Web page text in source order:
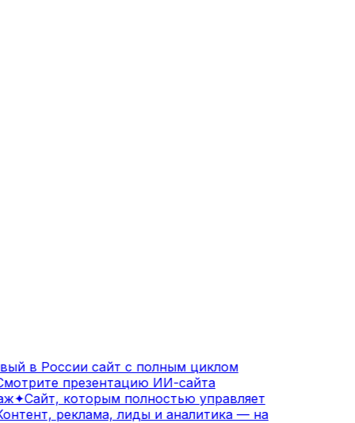
в России сайт с полным циклом
презентацию ИИ-сайта
✦Сайт, которым полностью управляет
реклама, лиды и аналитика — на